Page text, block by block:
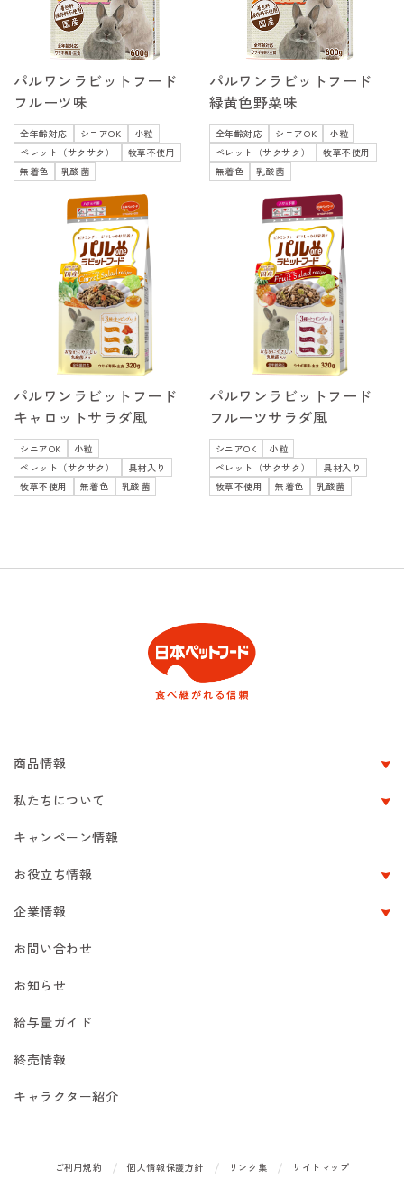
パルワンラビットフード
フルーツ味
全年齢対応 シニアOK
小粒
ペレット（サクサク）
牧草不使用
無着色
乳酸菌
パルワンラビットフード
緑黄色野菜味
全年齢対応 シニアOK
小粒
ペレット（サクサク）
牧草不使用
無着色
乳酸菌
パルワンラビットフード
キャロットサラダ風
シニアOK
小粒
ペレット（サクサク）
具材入り
牧草不使用
無着色 乳酸菌
パルワンラビットフード
フルーツサラダ風
シニアOK
小粒
ペレット（サクサク）
具材入り
牧草不使用
無着色 乳酸菌
商品情報
私たちについて
キャンペーン情報
お役立ち情報
企業情報
お問い合わせ
お知らせ
給与量ガイド
終売情報
キャラクター紹介
ご利用規約 個人情報保護方針 リンク集 サイトマップ